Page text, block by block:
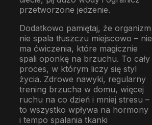
przetworzone jedzenie.
Dodatkowo pamiętaj, że organizm
nie spala tłuszczu miejscowo – nie
ma ćwiczenia, które magicznie
spali oponkę na brzuchu. To cały
proces, w którym liczy się styl
życia. Zdrowe nawyki, regularny
trening brzucha w domu, więcej
ruchu na co dzień i mniej stresu –
to wszystko wpływa na hormony
i tempo spalania tkanki